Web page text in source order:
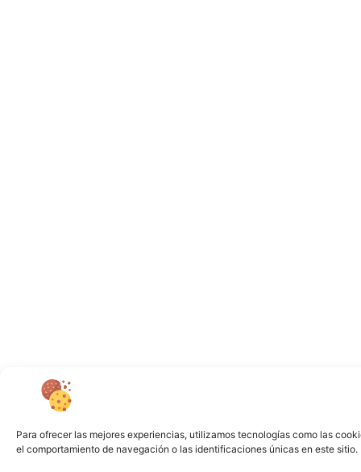
Para ofrecer las mejores experiencias, utilizamos tecnologías como las
el comportamiento de navegación o las identificaciones únicas en este